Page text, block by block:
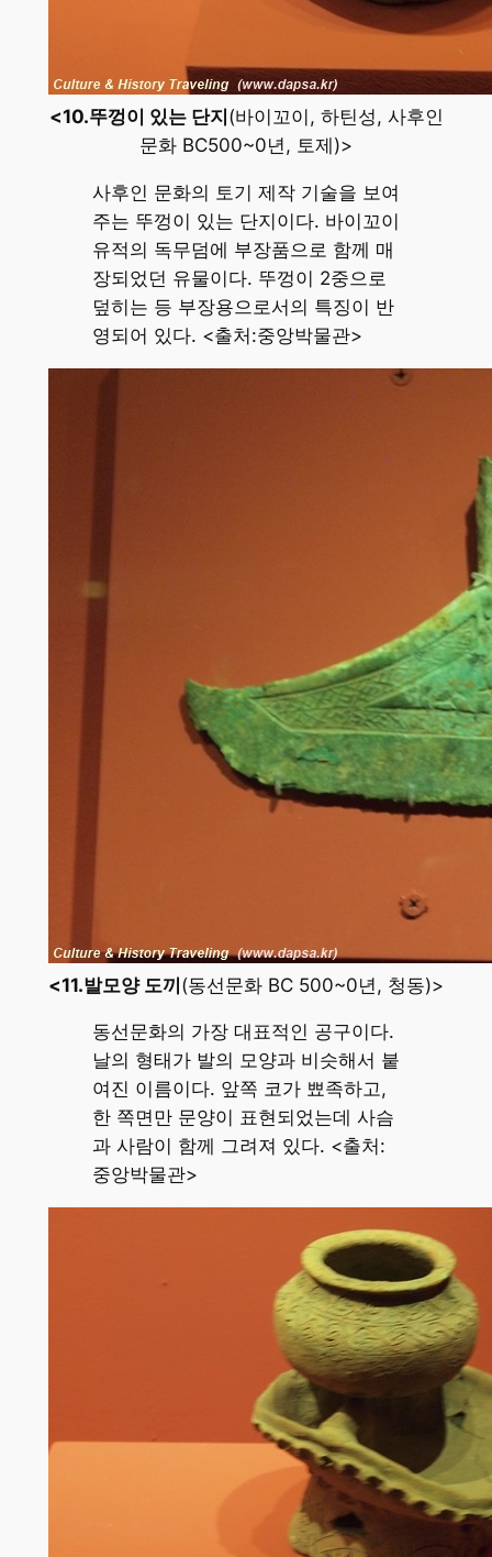
<10.뚜껑이 있는 단지 (바이꼬이, 하틴성, 사후인
문화 BC500~0년, 토제)>
사후인 문화의 토기 제작 기술을 보여
주는 뚜껑이 있는 단지이다. 바이꼬이
유적의 독무덤에 부장품으로 함께 매
장되었던 유물이다. 뚜껑이 2중으로
덮히는 등 부장용으로서의 특징이 반
영되어 있다. <출처:중앙박물관>
<11.발모양 도끼(동선문화 BC 500~0년, 청동)>
동선문화의 가장 대표적인 공구이다.
날의 형태가 발의 모양과 비슷해서 붙
여진 이름이다. 앞쪽 코가 뾰족하고,
한 쪽면만 문양이 표현되었는데 사슴
과 사람이 함께 그려져 있다. <출처:
중앙박물관>